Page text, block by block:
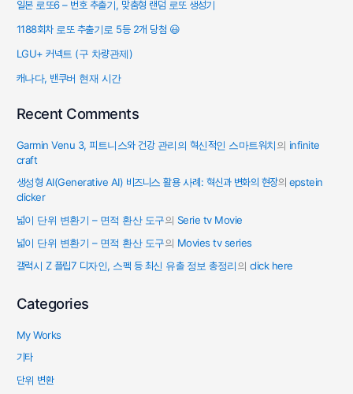
일본 로또6 – 번호 추출기, 맞춤형 랜덤 로또 생성기
1188회차 로또 추출기로 5등 2개 당첨 😃
LGU+ 커넥트 (구 차량관제)
캐나다, 밴쿠버 현재 시간
Recent Comments
Garmin Venu 3, 피트니스와 건강 관리의 혁신적인 스마트워치의 infinite
craft
생성형 AI(Generative AI) 비즈니스 활용 사례: 혁신과 변화의 현장의 epstein
clicker
넓이 단위 변환기 – 면적 환산 도구의 Serie tv Movie
넓이 단위 변환기 – 면적 환산 도구의 Movies tv series
갤럭시 Z 플립7 디자인, 스펙 등 최신 유출 정보 총정리의 click here
Categories
My Works
기타
단위 변환